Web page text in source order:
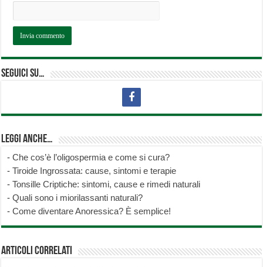
Seguici su…
Leggi anche…
-Che cos’è l’oligospermia e come si cura?
-Tiroide Ingrossata: cause, sintomi e terapie
-Tonsille Criptiche: sintomi, cause e rimedi naturali
-Quali sono i miorilassanti naturali?
-Come diventare Anoressica? È semplice!
Articoli correlati